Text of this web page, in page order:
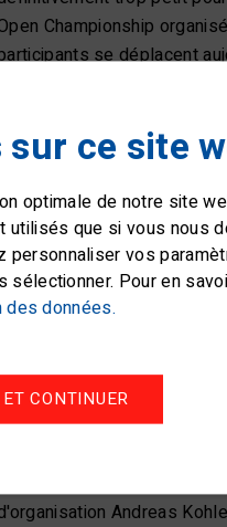
Championship
se déplacent
Silvaplana, où plus de 100
l'étranger, les rejoindront.
ukrainiennes
sont ceux qui se
en Optimist, après
et du monde. Le
réponses, car certains
Segelclub St. Moritz a
les Optimist en
monde et le Championnat
fois. Malgré le grand
Andreas
ce site
optimale de notre site
que si vous nous
personnaliser vos
sélectionner. Pour en
données.
CONTINUER